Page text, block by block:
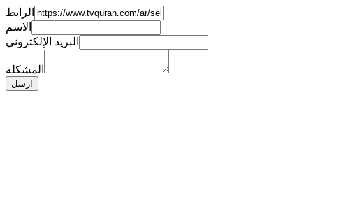
الرابط
الاسم
البريد الإلكتروني
المشكلة
ارسل